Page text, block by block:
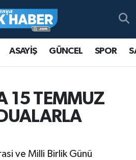
ASAYİŞ GÜNCEL SPOR
15 TEMMUZ
ve Milli Birlik Günü
Eczaneler
Vakitleri
Haritası
ve Fikstür